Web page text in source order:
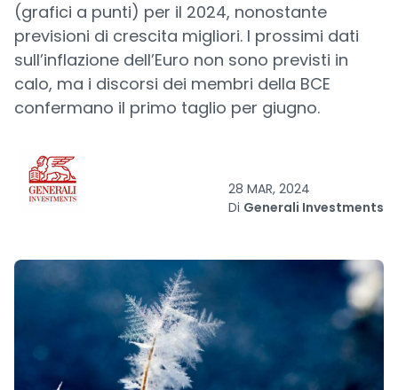
(grafici a punti) per il 2024, nonostante
previsioni di crescita migliori. I prossimi dati
sull’inflazione dell’Euro non sono previsti in
calo, ma i discorsi dei membri della BCE
confermano il primo taglio per giugno.
28 MAR, 2024
Di Generali Investments